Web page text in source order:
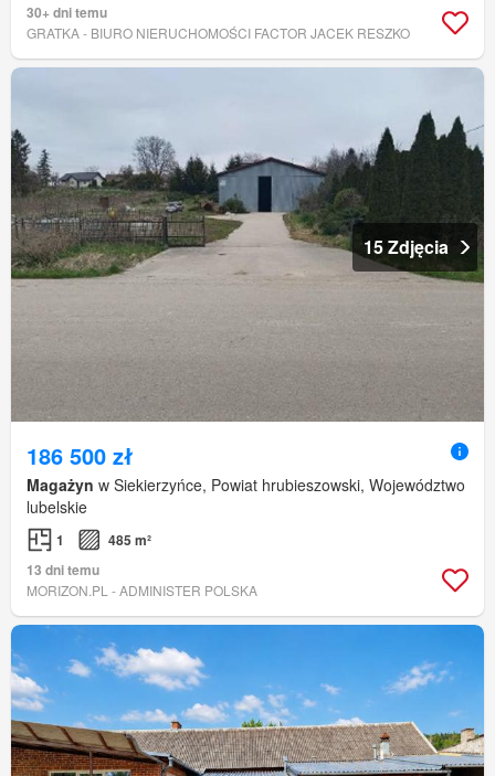
30+ dni temu
GRATKA - BIURO NIERUCHOMOŚCI FACTOR JACEK RESZKO
15 Zdjęcia
186 500 zł
Magażyn w Siekierzyńce, Powiat hrubieszowski, Województwo
lubelskie
1
485 m²
13 dni temu
MORIZON.PL - ADMINISTER POLSKA